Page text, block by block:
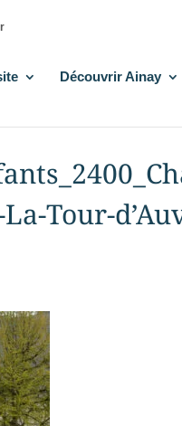
Découvrir Ainay
Tour-